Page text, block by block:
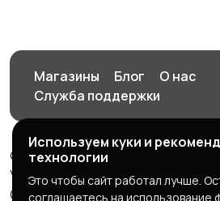
Магазины Блог
О нас
Служба поддержки
© 2026 Орен-АЙ - Авто |
Услуги
Создал Карусов Е.С ООО "ЦПК"
Используем куки и
технологии
Это чтобы сайт работал лучше.
соглашаетесь на использование